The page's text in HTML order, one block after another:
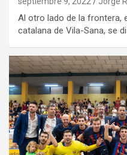
Al otro lado de la frontera,
catalana de Vila-Sana, se